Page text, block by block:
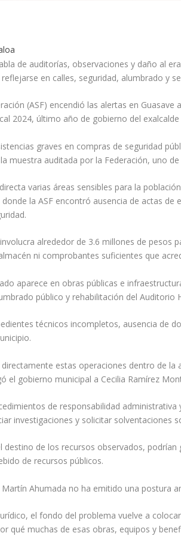
de auditorías, observaciones y daño al
en calles, seguridad, alumbrado y
(ASF) encendió las alertas en
2024, último año de gobierno del
graves en compras de seguridad
muestra auditada por la Federación, uno
varias áreas sensibles para la
la ASF encontró ausencia de actas
alrededor de 3.6 millones de pesos
ni comprobantes suficientes que
aparece en obras públicas e
público y rehabilitación del Auditorio
técnicos incompletos, ausencia de
estas operaciones dentro de
el gobierno municipal a Cecilia Ramírez
de responsabilidad
investigaciones y solicitar solventaciones
de los recursos observados,
de recursos públicos.
Ahumada no ha emitido una postura
el fondo del problema vuelve a
qué muchas de esas obras, equipos y